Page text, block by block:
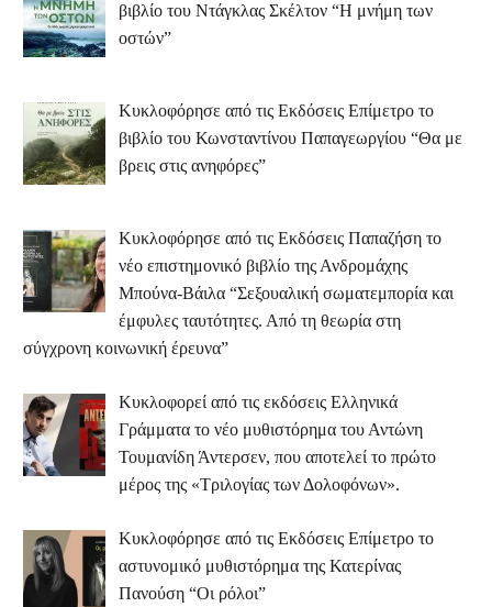
βιβλίο του Ντάγκλας Σκέλτον “Η μνήμη των
οστών”
Κυκλοφόρησε από τις Εκδόσεις Επίμετρο το
βιβλίο του Κωνσταντίνου Παπαγεωργίου “Θα με
βρεις στις ανηφόρες”
Κυκλοφόρησε από τις Εκδόσεις Παπαζήση το
νέο επιστημονικό βιβλίο της Ανδρομάχης
Μπούνα-Βάιλα “Σεξουαλική σωματεμπορία και
έμφυλες ταυτότητες. Από τη θεωρία στη
σύγχρονη κοινωνική έρευνα”
Κυκλοφορεί από τις εκδόσεις Ελληνικά
Γράμματα το νέο μυθιστόρημα του Αντώνη
Τουμανίδη Άντερσεν, που αποτελεί το πρώτο
μέρος της «Τριλογίας των Δολοφόνων».
Κυκλοφόρησε από τις Εκδόσεις Επίμετρο το
αστυνομικό μυθιστόρημα της Κατερίνας
Πανούση “Οι ρόλοι”